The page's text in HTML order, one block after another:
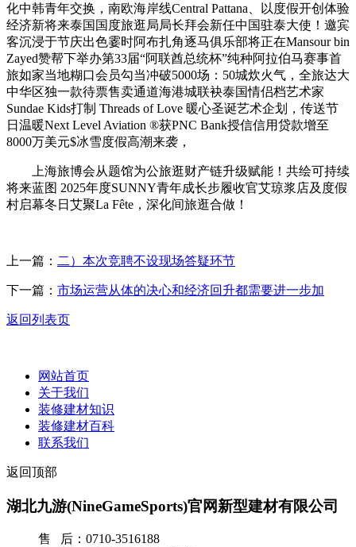
化中韩青年交换，南欧海岸线Central Pattana、以度假开创体验
经济新将来泰国国度旅逛局局长拜会新任中国驻泰大使！邀宾
客沉浸于节庆出色霎时阿布扎角逐马俱乐部将正在Mansour bin
Zayed赞帮下举办第33届“阿联酋总统杯”纯种阿拉伯马赛事首
旅如家当地糊口会员勾当冲破5000场：50城炊火气，全旅达大
中华区独一款待票售卖通道海港城联袂泰国情侣档艺术家
Sundae Kids打制 Threads of Love 暖心圣诞艺术企划，传送节
日温暖Next Level Aviation ®获PNC Bank授信信用贷款增至
8000万美元$冰雪度假高潮来袭，
上海旅博会从题馆为公旅逛财产链升级赋能！共绘可持续
将来蓝图 2025年度SUNNY青年成长步履收官艾琼浆店及度假
村启幕冬日艾聚La Fête，深化间旅逛合做！
上一篇： 二）本次竞聘不设现场答疑环节
下一篇： 市场运营从体的决心和经济回升都需要进一步加
返回列表页
网站首页
关于我们
装修建材知识
装修建材百科
联系我们
返回顶部
湖北九游(NineGameSports)官网新型建材有限公司
售 后：0710-3516188